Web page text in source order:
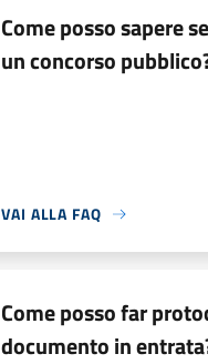
Come posso sapere
un concorso
VAI ALLA FAQ
Come posso far
documento in